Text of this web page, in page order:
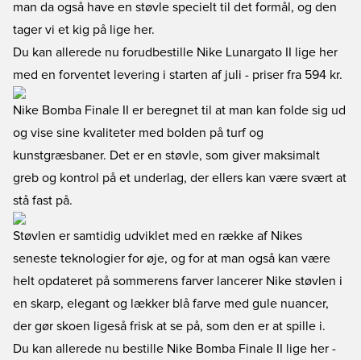
man da også have en støvle specielt til det formål, og den
tager vi et kig på lige her.
Du kan allerede nu forudbestille Nike Lunargato II lige her
med en forventet levering i starten af juli - priser fra 594 kr.
Nike Bomba Finale II
er beregnet til at man kan folde sig ud
og vise sine kvaliteter med bolden på turf og
kunstgræsbaner. Det er en støvle, som giver maksimalt
greb og kontrol på et underlag, der ellers kan være svært at
stå fast på.
Støvlen er samtidig udviklet med en række af Nikes
seneste teknologier for øje, og for at man også kan være
helt opdateret på sommerens farver lancerer Nike støvlen i
en skarp, elegant og lækker blå farve med gule nuancer,
der gør skoen ligeså frisk at se på, som den er at spille i.
Du kan allerede nu bestille Nike Bomba Finale II lige her -